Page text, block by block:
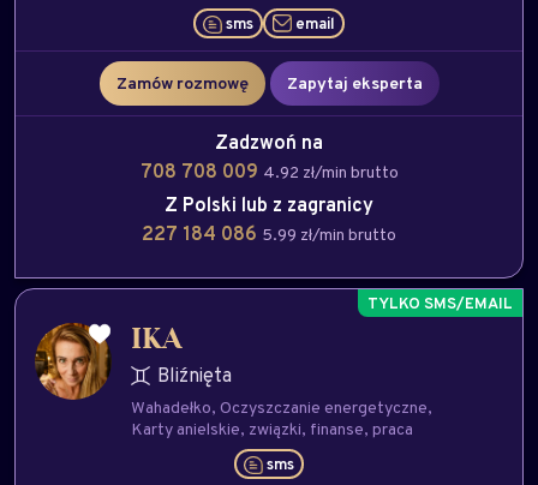
sms email
Zamów rozmowę Zapytaj eksperta
Zadzwoń na
708 708 009 4.92 zł/min brutto
Z Polski lub z zagranicy
227 184 086 5.99 zł/min brutto
IKA
Bliźnięta
Wahadełko Oczyszczanie energetyczne
Karty anielskie związki finanse praca
sms